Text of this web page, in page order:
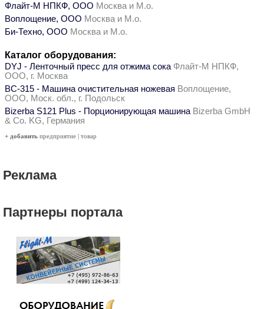
Флайт-М НПКФ, ООО Москва и М.о.
Воплощение, ООО Москва и М.о.
Би-Техно, ООО Москва и М.о.
Каталог оборудования:
DYJ - Ленточный пресс для отжима сока Флайт-М НПКФ,
ООО, г. Москва
ВС-315 - Машина очистительная ножевая Воплощение,
ООО, Моск. обл., г. Подольск
Bizerba S121 Plus - Порционирующая машина Bizerba GmbH
& Co. KG, Германия
+ добавить предприятие | товар
Реклама
Партнеры портала